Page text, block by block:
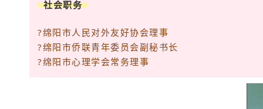
社会职务
?绵阳市人民对外友好协会理事
?绵阳市侨联青年委员会副秘书长
?绵阳市心理学会常务理事